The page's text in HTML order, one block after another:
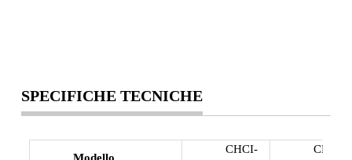
SPECIFICHE TECNICHE
Modello
CHCI-
CHCI-